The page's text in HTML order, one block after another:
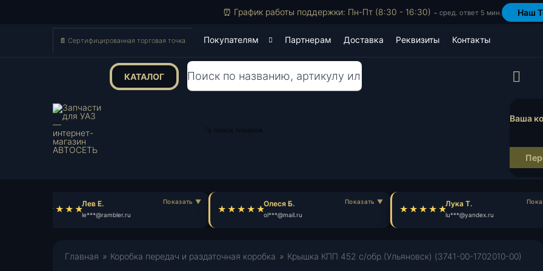
⏰ График работы поддержки: Пн-Пт (8:30 - 16:30) ~ сред. ответ 5 мин. Наш
📄 Сертифицированная торговая точка Покупателям Партнерам Доставка Реквизиты Контакты
КАТАЛОГ Поиск
🔍 поиск товаров
Ваша
Лев Е.
le***@rambler.ru
Олеся Б.
ol***@mail.ru
Лука Т.
lu***@yandex.ru
Главная » Коробка передач и раздаточная коробка » Крышка КПП 452 с/обр.(Ульяновск) (3741-00-1702010-00)